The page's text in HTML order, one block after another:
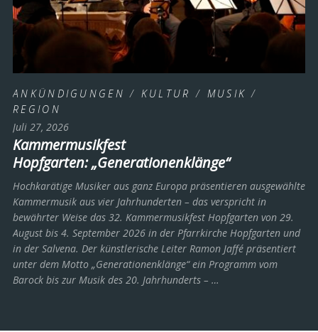
ANKÜNDIGUNGEN / KULTUR / MUSIK /
REGION
Juli 27, 2026
Kammermusikfest
Hopfgarten: „Generationenklänge“
Hochkarätige Musiker aus ganz Europa präsentieren ausgewählte
Kammermusik aus vier Jahrhunderten – das verspricht in
bewährter Weise das 32. Kammermusikfest Hopfgarten von 29.
August bis 4. September 2026 in der Pfarrkirche Hopfgarten und
in der Salvena. Der künstlerische Leiter Ramon Jaffé präsentiert
unter dem Motto „Generationenklänge“ ein Programm vom
Barock bis zur Musik des 20. Jahrhunderts ­– …